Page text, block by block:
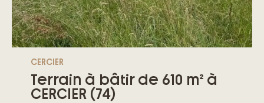
CERCIER
Terrain à bâtir de 610 m² à
CERCIER (74)